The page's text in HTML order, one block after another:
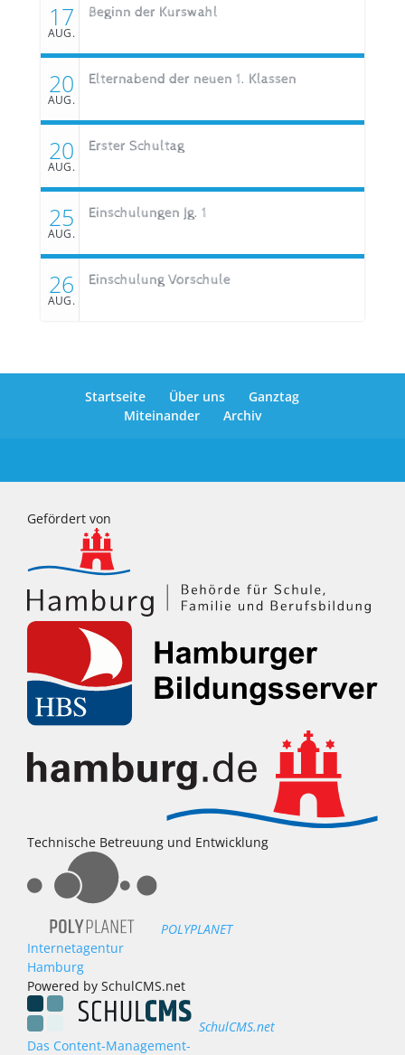
17
AUG.
Beginn der Kurswahl
20
AUG.
Elternabend der neuen 1. Klassen
20
AUG.
Erster Schultag
25
AUG.
Einschulungen Jg. 1
26
AUG.
Einschulung Vorschule
Startseite Über uns
Ganztag
Miteinander
Archiv
Gefördert von
Technische Betreuung und Entwicklung
POLYPLANET
Internetagentur
Hamburg
Powered by SchulCMS.net
SchulCMS.net
Das Content-Management-